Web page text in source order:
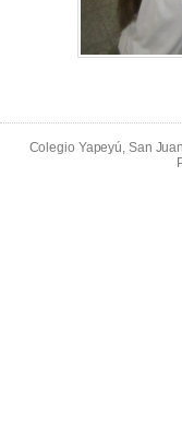
Colegio Yapeyú, San